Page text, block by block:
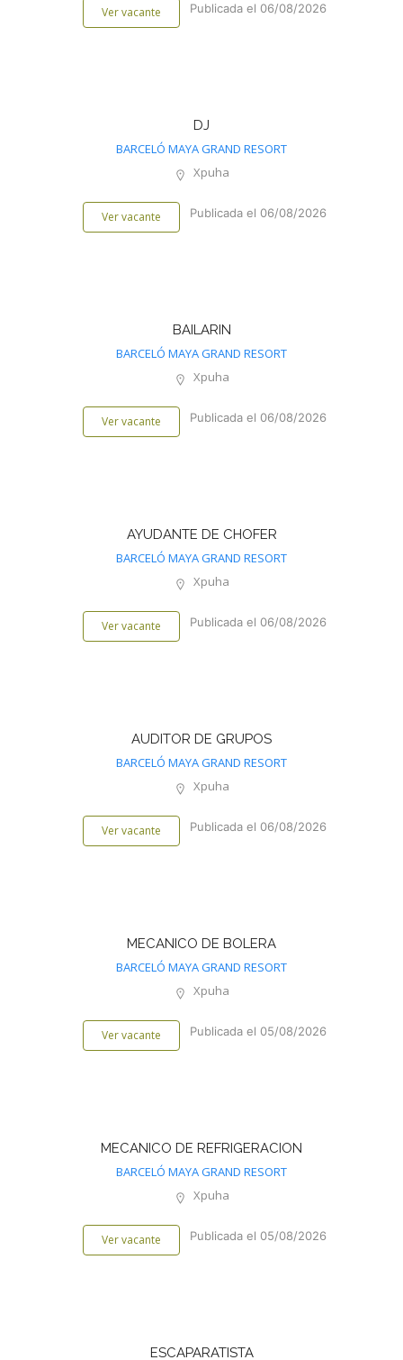
Ver vacante Publicada el 06/08/2026
DJ
BARCELÓ MAYA GRAND RESORT
Xpuha
Ver vacante Publicada el 06/08/2026
BAILARIN
BARCELÓ MAYA GRAND RESORT
Xpuha
Ver vacante Publicada el 06/08/2026
AYUDANTE DE CHOFER
BARCELÓ MAYA GRAND RESORT
Xpuha
Ver vacante Publicada el 06/08/2026
AUDITOR DE GRUPOS
BARCELÓ MAYA GRAND RESORT
Xpuha
Ver vacante Publicada el 06/08/2026
MECANICO DE BOLERA
BARCELÓ MAYA GRAND RESORT
Xpuha
Ver vacante Publicada el 05/08/2026
MECANICO DE REFRIGERACION
BARCELÓ MAYA GRAND RESORT
Xpuha
Ver vacante Publicada el 05/08/2026
ESCAPARATISTA